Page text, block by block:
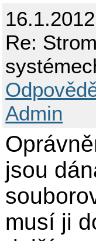
Re:
Admin
jsou
musí ji